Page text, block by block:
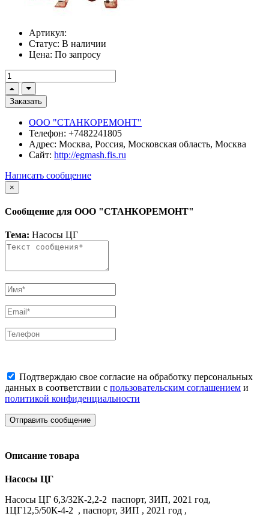
Артикул:
Статус: В наличии
Цена: По запросу
Заказать
ООО "СТАНКОРЕМОНТ"
Телефон: +7482241805
Адрес: Москва, Россия, Московская область, Москва
Сайт: http://egmash.fis.ru
Написать сообщение
×
Сообщение для ООО "СТАНКОРЕМОНТ"
Тема: Насосы ЦГ
Подтверждаю свое согласие на обработку персональных
данных в соответствии с пользовательским соглашением и
политикой конфиденциальности
Отправить сообщение
Описание товара
Насосы ЦГ
Насосы ЦГ 6,3/32К-2,2-2 паспорт, ЗИП, 2021 год,
1ЦГ12,5/50К-4-2 , паспорт, ЗИП , 2021 год ,